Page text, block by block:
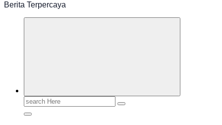
Berita Terpercaya
Search